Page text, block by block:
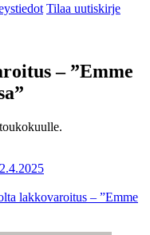
Tilaa uutiskirje
– ”Emme
lakkovaroitus – ”Emme